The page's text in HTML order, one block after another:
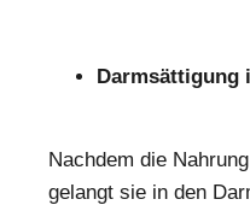
Darmsättigung
Nachdem die
gelangt sie in den